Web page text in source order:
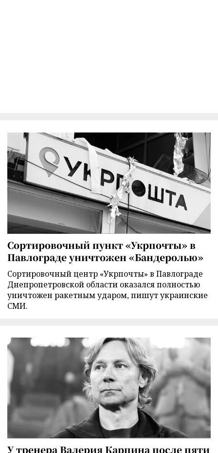
Сортировочный пункт «Укрпочты» в
Павлограде уничтожен «Бандеролью»
Сортировочный центр «Укрпочты» в Павлограде
Днепропетровской области оказался полностью
уничтожен ракетным ударом, пишут украинские
СМИ.
У тренера Валерия Карпина после пяти